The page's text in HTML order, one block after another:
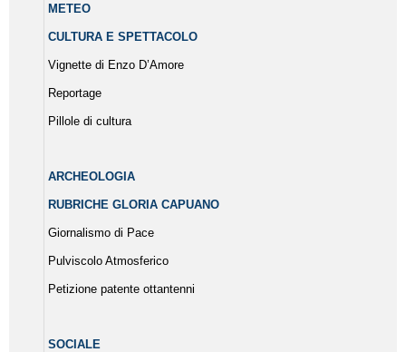
METEO
CULTURA E SPETTACOLO
Vignette di Enzo D’Amore
Reportage
Pillole di cultura
ARCHEOLOGIA
RUBRICHE GLORIA CAPUANO
Giornalismo di Pace
Pulviscolo Atmosferico
Petizione patente ottantenni
SOCIALE